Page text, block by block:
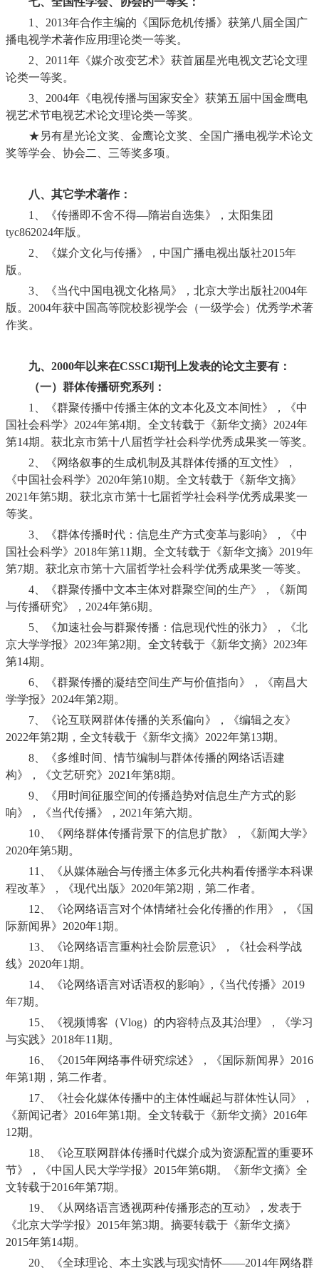
1
2013年合作主编的《国际危机传播》获第八届全国广
播电视学术著作应用理论类一等奖。
2
2011年《媒介改变艺术》获首届星光电视文艺论文理
论类一等奖。
3
2004年《电视传播与国家安全》获第五届中国金鹰电
视艺术节电视艺术论文理论类一等奖。
★另有星光论文奖、金鹰论文奖、全国广播电视学术论文
奖等学会、协会二、三等奖多项。
八、其它学术著作：
1
、《传播即不舍不得—隋岩自选集》，太阳集团
tyc862024年版。
2 、《媒介文化与传播》，中国广播电视出版社2015年
版。
3 、《当代中国电视文化格局》，北京大学出版社2004年
版。 2004年获中国高等院校影视学会（一级学会）优秀学术著
作奖。
九、 2000年以来在CSSCI期刊上发表的论文主要有：
（一）群体传播研究系列：
1、
《群聚传播中传播主体的文本化及文本间性》，《中
国社会科学》 2024年第4期。全文转载于《新华文摘》 2024年
第14期。获北京市第十八届哲学社会科学优秀成果奖一等奖。
2、
《网络叙事的生成机制及其群体传播的互文性》，
《中国社会科学》 2020年第10期。全文转载于《新华文摘》
2021年第5期。获北京市第十七届哲学社会科学优秀成果奖一
等奖。
3、
《群体传播时代：信息生产方式变革与影响》，《中
国社会科学》 2018年第11期。全文转载于《新华文摘》 2019年
第7期。获北京市第十六届哲学社会科学优秀成果奖一等奖。
4、
《群聚传播中文本主体对群聚空间的生产》，《新闻
与传播研究》， 2024年第6期。
5、
《加速社会与群聚传播：信息现代性的张力》，《北
京大学学报》 2023年第2期。全文转载于《新华文摘》 2023年
第14期。
6、
《群聚传播的凝结空间生产与价值指向》，《南昌大
学学报》 2024年第2期。
7、
《论互联网群体传播的关系偏向》，《编辑之友》
2022年第2期，全文转载于《新华文摘》 2022年第13期。
8、
《多维时间、情节编制与群体传播的网络话语建
构》，《文艺研究》 2021年第8期。
9、
《用时间征服空间的传播趋势对信息生产方式的影
响》，《当代传播》， 2021年第六期。
10、
《网络群体传播背景下的信息扩散》，《新闻大学》
2020年第5期。
11、
《从媒体融合与传播主体多元化共构看传播学本科课
程改革》，《现代出版》 2020年第2期，第二作者。
12、
《论网络语言对个体情绪社会化传播的作用》，《国
际新闻界》 2020年1期。
13、
《论网络语言重构社会阶层意识》，《社会科学战
线》 2020年1期。
14、
《论网络语言对话语权的影响》 , 《当代传播》 2019
年7期。
15、
《视频博客（Vlog）的内容特点及其治理》，《学习
与实践》 2018年11期。
16、
《2015年网络事件研究综述》，《国际新闻界》 2016
年第1期，第二作者。
17、
《社会化媒体传播中的主体性崛起与群体性认同》，
《新闻记者》 2016年第1期。全文转载于《新华文摘》 2016年
12期。
18、
《论互联网群体传播时代媒介成为资源配置的重要环
节》，《中国人民大学学报》 2015年第6期。《新华文摘》全
文转载于2016年第7期。
19、
《从网络语言透视两种传播形态的互动》，发表于
《北京大学学报》 2015年第3期。摘要转载于《新华文摘》
2015年第14期。
20、
《全球理论、本土实践与现实情怀——2014年网络群